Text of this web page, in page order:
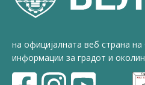
на официјалната веб страна
информации за градот и